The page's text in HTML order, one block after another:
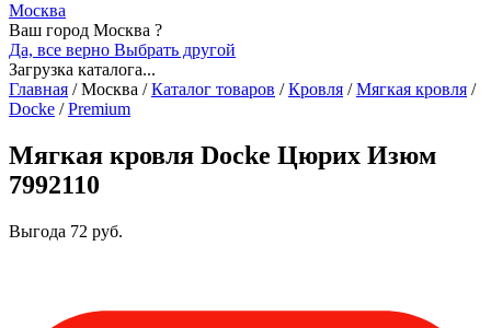
Москва
Ваш город Москва ?
Да, все верно Выбрать другой
Загрузка каталога...
Главная /Москва / Каталог товаров / Кровля / Мягкая кровля /
Docke / Premium
Мягкая кровля Docke Цюрих Изюм
7992110
Выгода 72 руб.